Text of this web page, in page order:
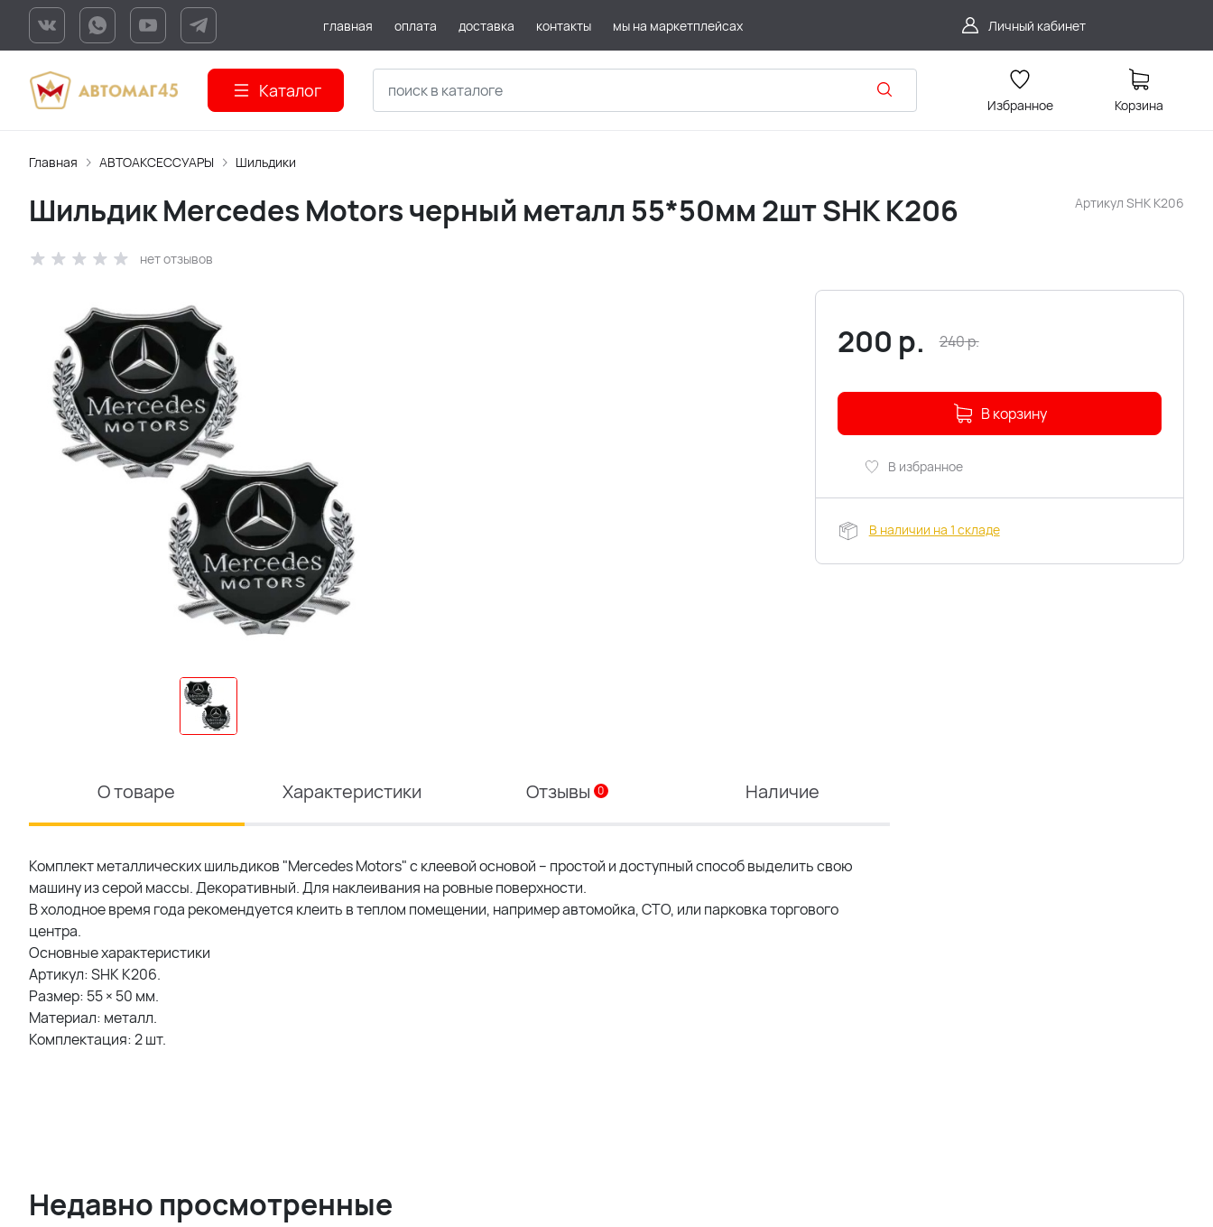
главная оплата доставка контакты мы на маркетплейсах Личный кабинет
Каталог
Избранное Корзина
Главная АВТОАКСЕССУАРЫ Шильдики
Артикул SHK K206
Шильдик Mercedes Motors черный металл 55*50мм 2шт SHK K206
нет отзывов
200 р. 240р.
В корзину
В избранное
В наличии на 1 складе
О товаре Характеристики Отзывы 0 Наличие
Комплект металлических шильдиков "Mercedes Motors" с клеевой основой – простой и доступный способ выделить свою
машину из серой массы. Декоративный. Для наклеивания на ровные поверхности.
В холодное время года рекомендуется клеить в теплом помещении, например автомойка, СТО, или парковка торгового
центра.
Основные характеристики
Артикул: SHK K206.
Размер: 55 × 50 мм.
Материал: металл.
Комплектация: 2 шт.
Недавно просмотренные